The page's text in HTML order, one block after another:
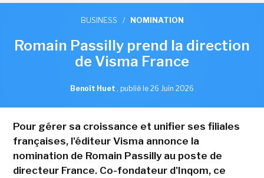
BUSINESS / NOMINATION
Romain Passilly prend la direction
de Visma France
Benoît Huet , publié le 26 Juin 2026
Pour gérer sa croissance et unifier ses filiales
françaises, l'éditeur Visma annonce la
nomination de Romain Passilly au poste de
directeur France. Co-fondateur d'Inqom, ce